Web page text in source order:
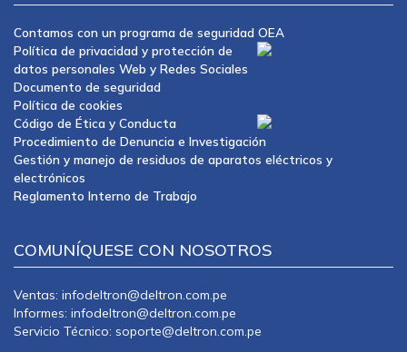
Contamos con un programa de seguridad OEA
Política de privacidad y protección de
datos personales Web y Redes Sociales
Documento de seguridad
Política de cookies
Código de Ética y Conducta
Procedimiento de Denuncia e Investigación
Gestión y manejo de residuos de aparatos eléctricos y
electrónicos
Reglamento Interno de Trabajo
COMUNÍQUESE CON NOSOTROS
Ventas: infodeltron@deltron.com.pe
Informes: infodeltron@deltron.com.pe
Servicio Técnico: soporte@deltron.com.pe